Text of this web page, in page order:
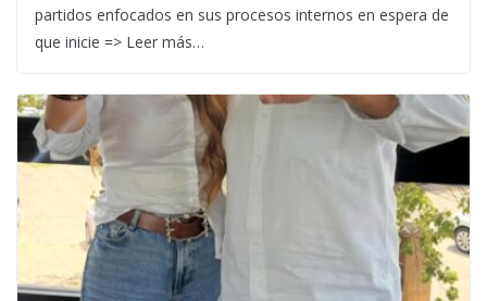
partidos enfocados en sus procesos internos en espera de
que inicie => Leer más…